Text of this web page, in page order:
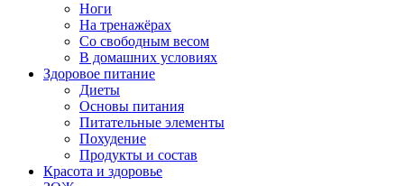
Ноги
На тренажёрах
Со свободным весом
В домашних условиях
Здоровое питание
Диеты
Основы питания
Питательные элементы
Похудение
Продукты и состав
Красота и здоровье